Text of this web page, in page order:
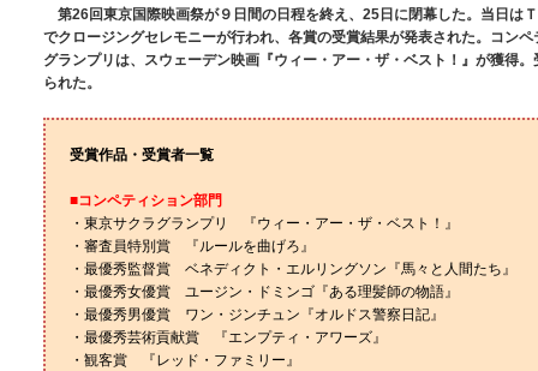
第26回東京国際映画祭が９日間の日程を終え、25日に閉幕した。当日は
でクロージングセレモニーが行われ、各賞の受賞結果が発表された。コン
グランプリは、スウェーデン映画『ウィー・アー・ザ・ベスト！』が獲得
られた。
受賞作品・受賞者一覧
■コンペティション部門
・東京サクラグランプリ 『ウィー・アー・ザ・ベスト！』
・審査員特別賞 『ルールを曲げろ』
・最優秀監督賞 ベネディクト・エルリングソン『馬々と人間たち』
・最優秀女優賞 ユージン・ドミンゴ『ある理髪師の物語』
・最優秀男優賞 ワン・ジンチュン『オルドス警察日記』
・最優秀芸術貢献賞 『エンプティ・アワーズ』
・観客賞 『レッド・ファミリー』